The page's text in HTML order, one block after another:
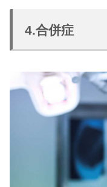
4.合併症